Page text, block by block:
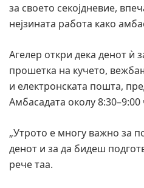
за своето секојдневие,
нејзината работа како
Агелер откри дека денот ѝ
прошетка на кучето,
и електронската пошта,
Амбасадата околу 8:30–9:00
„Утрото е многу важно за
денот и за да бидеш
рече таа.